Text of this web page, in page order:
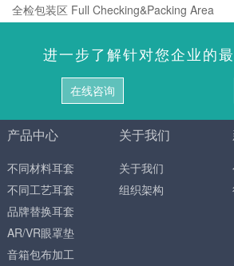
全检包装区 Full Checking&Packing Area
进一步了解针对您企业的
在线咨询
产品中心
不同材料耳套
不同工艺耳套
品牌替换耳套
AR/VR眼罩垫
音箱包布加工
关于我们
关于我们
组织架构